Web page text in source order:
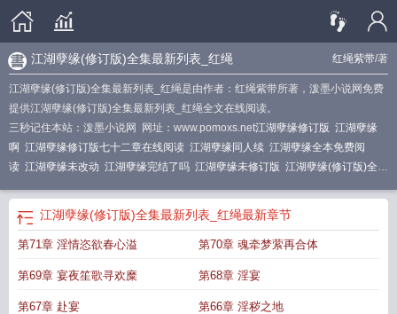
红绳紫带/著
江湖孽缘(修订版)全集最新列表_红绳
江湖孽缘(修订版)全集最新列表_红绳是由作者：红绳紫带所著，泼墨小说网免费
提供江湖孽缘(修订版)全集最新列表_红绳全文在线阅读。
三秒记住本站：泼墨小说网 网址：www.pomoxs.net江湖孽缘修订版 江湖孽缘
啊 江湖孽缘修订版七十二章在线阅读 江湖孽缘同人续 江湖孽缘全本免费阅
读 江湖孽缘未改动 江湖孽缘完结了吗 江湖孽缘未修订版 江湖孽缘(修订版)全
湖孽缘(修订版) 江湖孽缘修订版txt 江湖孽缘(修订版) 在线阅读
版)72章
江湖孽缘(修订版) 目录 (共71章) 江湖孽缘更新
啥江湖孽缘(修订版)(红绳紫带)最新章节江湖孽缘(修订版)最新章节_官耀中文作
彩之处 江湖孽缘 改写全集 江湖孽缘(修订版)新版 在线阅读
修订版1江湖孽缘 修订 江湖孽缘(修订版)章节列表-笔趣听书
江湖孽缘(修订版)全集最新列表_红绳最新章节
第71章 淫情恣欲春心溢 第70章 魂牵梦萦再合体
第69章 宴夜笙歌寻欢糜 第68章 淫宴
第67章 赴宴 第66章 淫秽之地